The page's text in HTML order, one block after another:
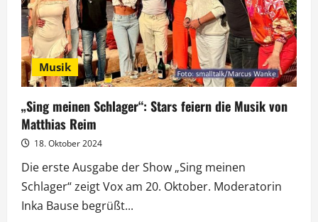
Musik
„Sing meinen Schlager“: Stars feiern die Musik von
Matthias Reim
18. Oktober 2024
Die erste Ausgabe der Show „Sing meinen
Schlager“ zeigt Vox am 20. Oktober. Moderatorin
Inka Bause begrüßt...